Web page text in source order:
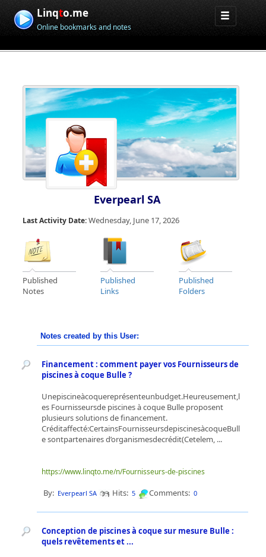
Linqto.me
Online bookmarks and notes
Everpearl SA
Last Activity Date:Wednesday, June 17, 2026
Published
Notes
Published
Links
Published
Folders
Notes created by this User:
Financement : comment payer vos Fournisseurs de
piscines à coque Bulle ?
Unepiscineàcoquereprésenteunbudget.Heureusement,l
es Fournisseursde piscines à coque Bulle proposent
plusieurs solutions de financement.
Créditaffecté:CertainsFournisseursdepiscinesàcoqueBull
e sontpartenaires d’organismesdecrédit(Cetelem, ...
https://www.linqto.me/n/Fournisseurs-de-piscines
By: Everpearl SA Hits: 5 Comments: 0
Conception de piscines à coque sur mesure Bulle :
quels revêtements et ...